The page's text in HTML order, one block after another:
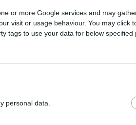
or more Google services and may
visit or usage behaviour. You may click
tags to use your data for below specified
personal data.